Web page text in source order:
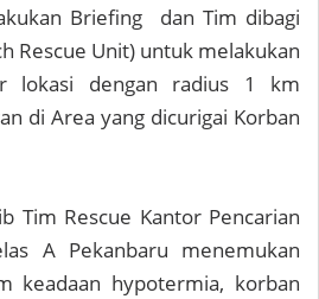
Briefing dan Tim dibagi
Rescue Unit) untuk melakukan
lokasi dengan radius 1 km
di Area yang dicurigai Korban
Tim Rescue Kantor Pencarian
A Pekanbaru menemukan
keadaan hypotermia, korban